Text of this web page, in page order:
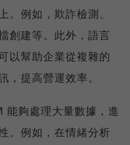
。例如，欺詐檢測、
創建等。此外，語言
以幫助企業從複雜的
，提高營運效率。
能夠處理大量數據，進
。例如，在情緒分析